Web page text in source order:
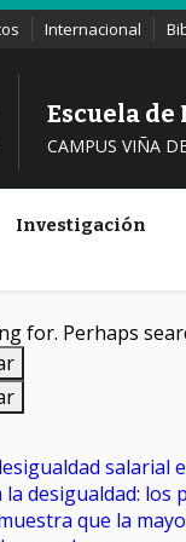
Internacional
Escuela de
CAMPUS VIÑA
Investigación
for. Perhaps
salarial
desigualdad:
que la